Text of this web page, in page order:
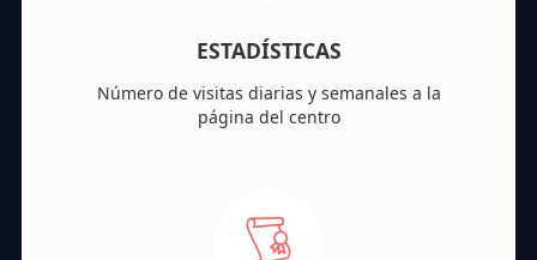
ESTADÍSTICAS
Número de visitas diarias y semanales a la
página del centro